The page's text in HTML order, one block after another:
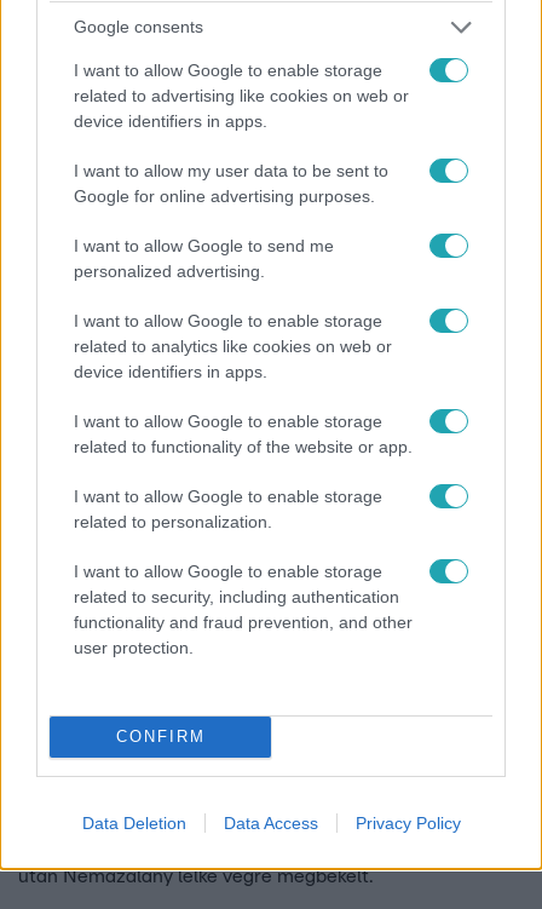
Google consents
I want to allow Google to enable storage
related to advertising like cookies on web or
device identifiers in apps.
I want to allow my user data to be sent to
Google for online advertising purposes.
I want to allow Google to send me
personalized advertising.
I want to allow Google to enable storage
related to analytics like cookies on web or
device identifiers in apps.
I want to allow Google to enable storage
related to functionality of the website or app.
I want to allow Google to enable storage
related to personalization.
I want to allow Google to enable storage
related to security, including authentication
functionality and fraud prevention, and other
user protection.
CONFIRM
Data Deletion Data Access Privacy Policy
Exek csatája
2025. október 14. 7:00
Megvan az időpont: október 27-től érkezik az RTL
képernyőjére az Exek csatája!
október 27-től minden hétköznap este a tévéképernyőkre
is megérkezik a dráma és a játék.
2025. augusztus 20. 15:00
Nemazalány győztesként távozik az Exek
csatájából – végre új fejezetet kezdhet
Halastyák Fanni és Fenyvesi Barna heteken keresztül
után Nemazalány lelke végre megbékélt.